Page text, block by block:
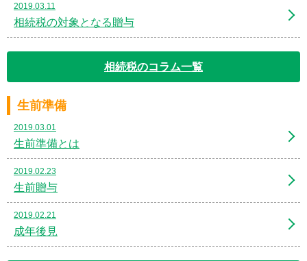
2019.03.11
相続税の対象となる贈与
相続税のコラム一覧
生前準備
2019.03.01
生前準備とは
2019.02.23
生前贈与
2019.02.21
成年後見